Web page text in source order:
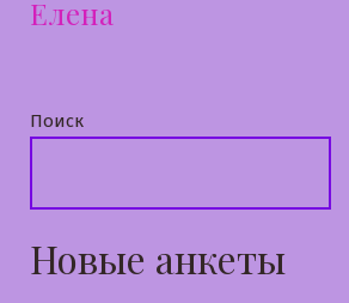
Елена
Поиск
Новые анкеты